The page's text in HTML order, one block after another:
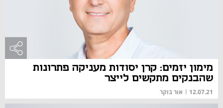
מימון יזמים: קרן יסודות מעניקה פתרונות
שהבנקים מתקשים לייצר
12.07.21
| אור בוקר